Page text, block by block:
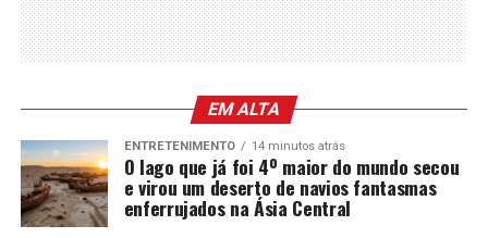
EM ALTA
ENTRETENIMENTO 14 minutos atrás
O lago que já foi 4º maior do mundo secou
e virou um deserto de navios fantasmas
enferrujados na Ásia Central